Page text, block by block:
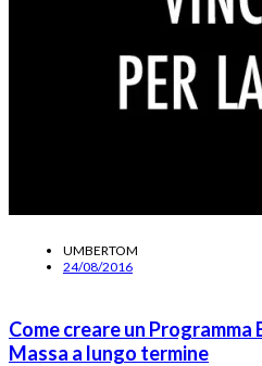
UMBERTOM
24/08/2016
Come creare un Programma
Massa a lungo termine